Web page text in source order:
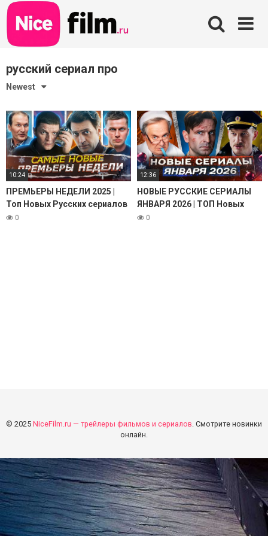
Skip
to
content
русский сериал про
Newest
10:24
ПРЕМЬЕРЫ НЕДЕЛИ 2025 |
Топ Новых Русских сериалов
и фильмов декабрь январь
0
12:36
НОВЫЕ РУССКИЕ СЕРИАЛЫ
ЯНВАРЯ 2026 | ТОП Новых
сериалов и фильмов 2026
0
© 2025 NiceFilm.ru — трейлеры фильмов и сериалов. Смотрите новинки
онлайн.